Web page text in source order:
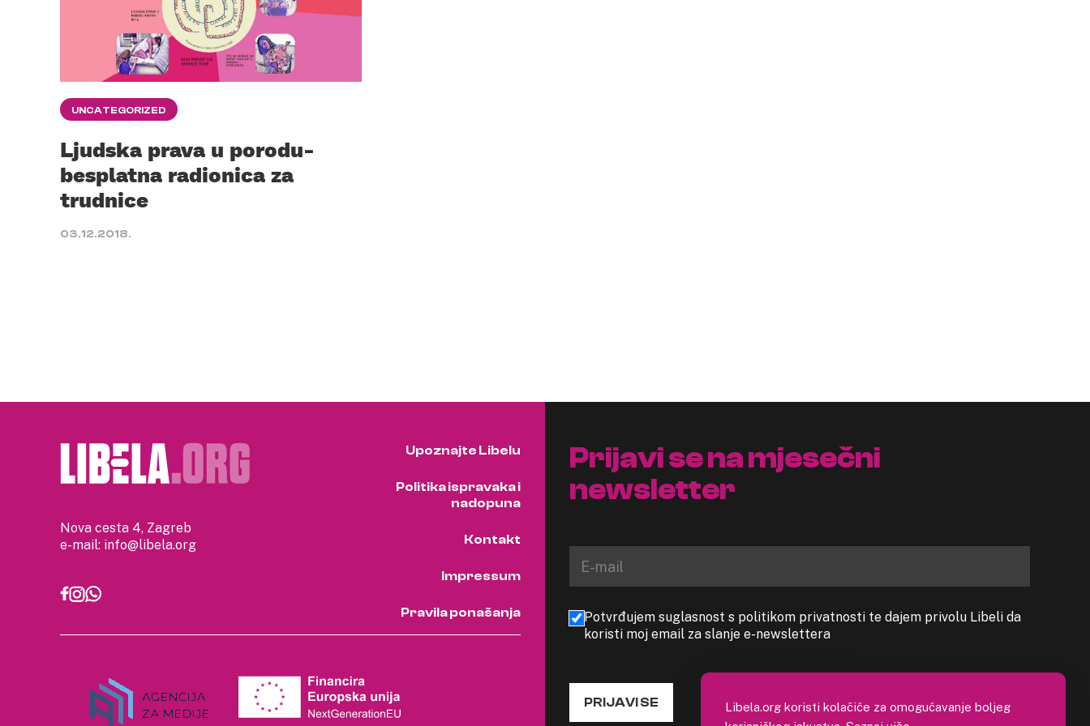
UNCATEGORIZED
Ljudska prava u porodu-
besplatna radionica za
trudnice
03.12.2018.
Nova cesta 4, Zagreb
e-mail: info@libela.org
Upoznajte Libelu
Politika ispravaka i
nadopuna
Kontakt
Impressum
Pravila ponašanja
Prijavi se na mjesečni
newsletter
Potvrđujem suglasnost s politikom privatnosti te dajem privolu Libeli da
koristi moj email za slanje e-newslettera
PRIJAVI SE
Libela.org koristi kolačiće za omogućavanje boljeg